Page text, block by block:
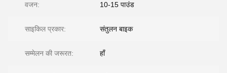
वजन: 10-15 पाउंड
साइकिल प्रकार: संतुलन बाइक
सम्मेलन की जरूरत: हाँ